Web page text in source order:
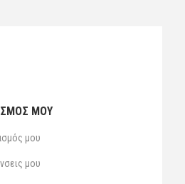
ΜΟΥ
μου
μου